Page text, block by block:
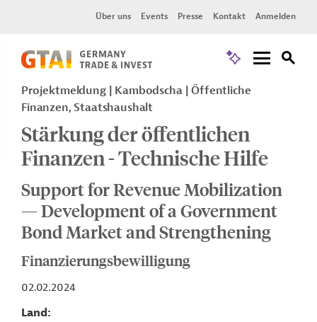
Über uns Events Presse Kontakt Anmelden
Projektmeldung Kambodscha
Öffentliche
Finanzen, Staatshaushalt
Stärkung der öffentlichen
Finanzen - Technische Hilfe
Support for Revenue Mobilization
— Development of a Government
Bond Market and Strengthening
Finanzierungsbewilligung
02.02.2024
Land